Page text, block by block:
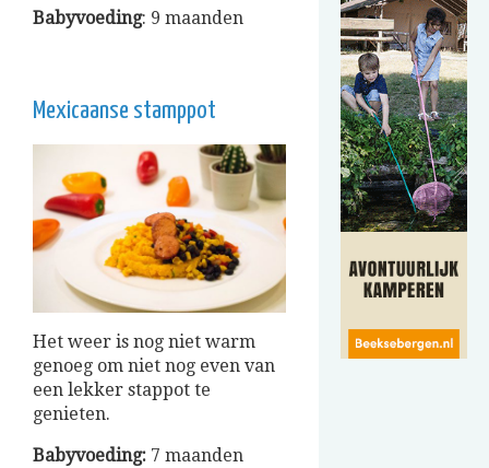
Babyvoeding: 9 maanden
Mexicaanse stamppot
Het weer is nog niet warm
genoeg om niet nog even van
een lekker stappot te
genieten.
Babyvoeding: 7 maanden